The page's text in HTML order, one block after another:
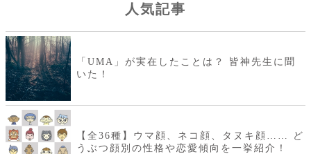
人気記事
「UMA」が実在したことは？ 皆神先生に聞
いた！
【全36種】ウマ顔、ネコ顔、タヌキ顔…… ど
うぶつ顔別の性格や恋愛傾向を一挙紹介！